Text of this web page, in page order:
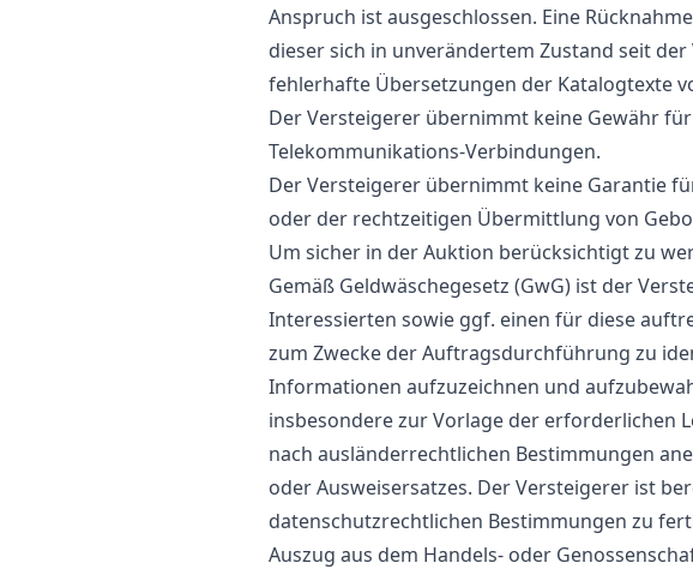
Anspruch ist ausgeschlossen. Eine
dieser sich in unverändertem Zustand seit
fehlerhafte Übersetzungen der Katalogtexte
Der Versteigerer übernimmt keine Gewähr
Telekommunikations-Verbindungen.
Der Versteigerer übernimmt keine Garantie
oder der rechtzeitigen Übermittlung von
Um sicher in der Auktion berücksichtigt zu
Gemäß Geldwäschegesetz (GwG) ist der
Interessierten sowie ggf. einen für diese
zum Zwecke der Auftragsdurchführung zu
Informationen aufzuzeichnen und
insbesondere zur Vorlage der erforderlichen
nach ausländerrechtlichen Bestimmungen
oder Ausweisersatzes. Der Versteigerer ist
datenschutzrechtlichen Bestimmungen zu
Auszug aus dem Handels- oder